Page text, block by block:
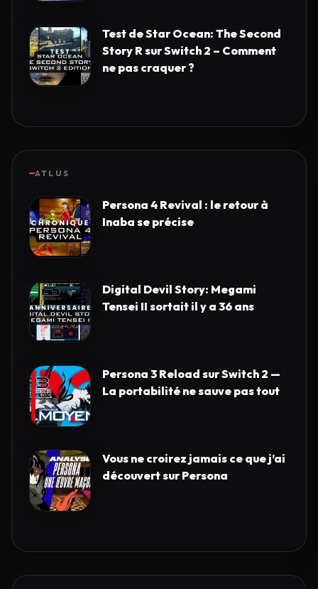
Test de Star Ocean: The Second
Story R sur Switch 2 – Comment
ne pas craquer ?
ATLUS
Persona 4 Revival : le retour à
Inaba se précise
Digital Devil Story: Megami
Tensei II sortait il y a 36 ans
Persona 3 Reload sur Switch 2 —
La portabilité ne sauve pas tout
Vous ne croirez jamais ce que j’ai
découvert sur Persona